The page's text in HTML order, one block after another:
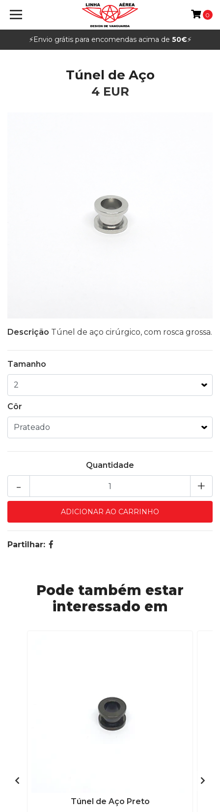
⚡️Envio grátis para encomendas acima de 50€⚡️
0
Túnel de Aço
4 EUR
Descrição Túnel de aço cirúrgico, com rosca grossa.
Tamanho
Côr
Quantidade
+
-
Partilhar:
Pode também estar
interessado em
Túnel de Aço Preto